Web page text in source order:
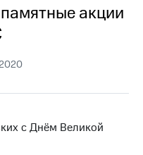
акции
с Днём Великой